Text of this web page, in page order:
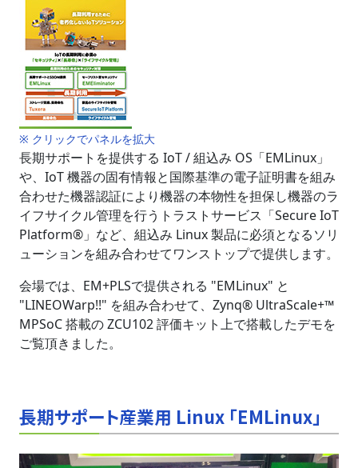
※ クリックでパネルを拡大
長期サポートを提供する IoT / 組込み OS「EMLinux」
や、IoT 機器の固有情報と国際基準の電子証明書を組み
合わせた機器認証により機器の本物性を担保し機器のラ
イフサイクル管理を行うトラストサービス「Secure IoT
Platform®」など、組込み Linux 製品に必須となるソリ
ューションを組み合わせてワンストップで提供します。
会場では、EM+PLSで提供される "EMLinux" と
"LINEOWarp!!" を組み合わせて、Zynq® UltraScale+™
MPSoC 搭載の ZCU102 評価キット上で搭載したデモを
ご覧頂きました。
長期サポート産業用 Linux 「EMLinux」